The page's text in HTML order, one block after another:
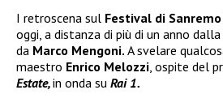
I retroscena sul Festival di
oggi, a distanza di più di un anno
da Marco Mengoni. A svelare
maestro Enrico Melozzi , ospite del
Estate,in onda su Rai 1.